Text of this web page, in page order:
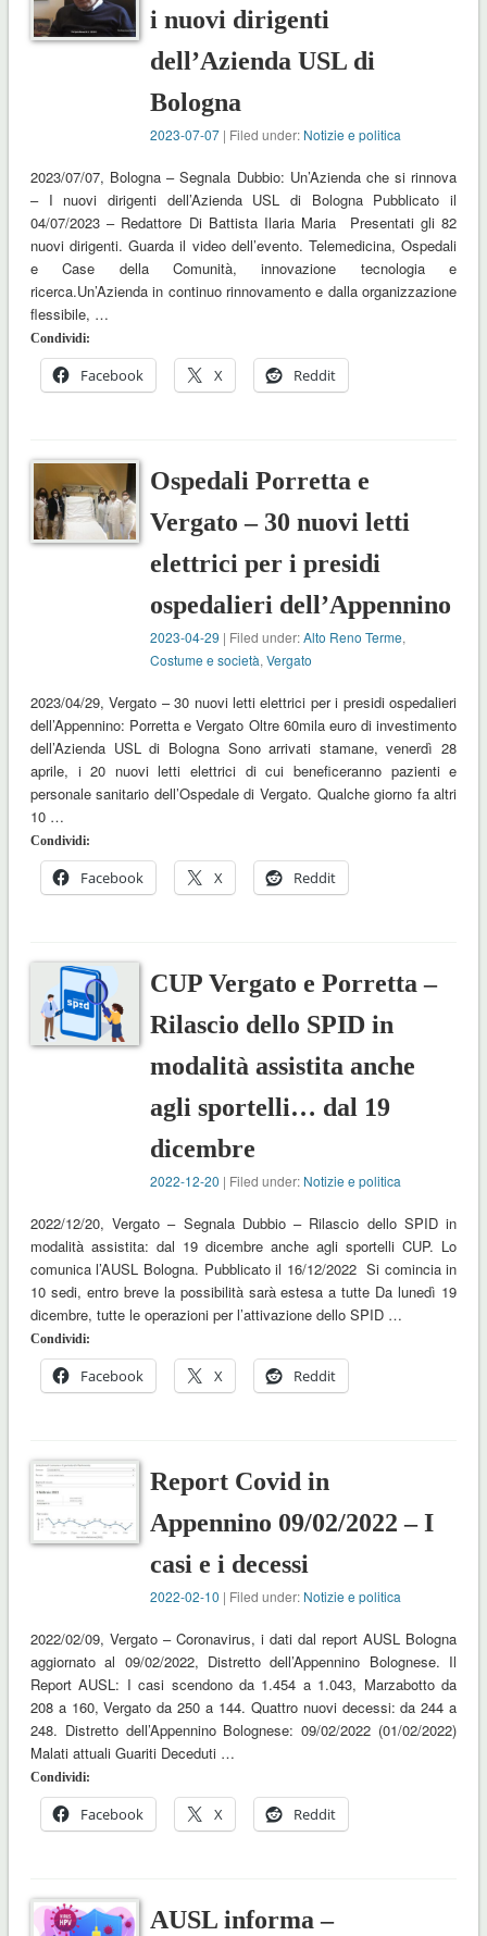
i nuovi dirigenti
dell’Azienda USL di
Bologna
2023-07-07 | Filed under: Notizie e politica
2023/07/07, Bologna – Segnala Dubbio: Un’Azienda che si rinnova
– I nuovi dirigenti dell’Azienda USL di Bologna Pubblicato il
04/07/2023 – Redattore Di Battista Ilaria Maria Presentati gli 82
nuovi dirigenti. Guarda il video dell’evento. Telemedicina, Ospedali
e Case della Comunità, innovazione tecnologia e
ricerca.Un’Azienda in continuo rinnovamento e dalla organizzazione
flessibile, …
Condividi:
Facebook X Reddit
Ospedali Porretta e
Vergato – 30 nuovi letti
elettrici per i presidi
ospedalieri dell’Appennino
2023-04-29 | Filed under:Alto Reno Terme,
Costume e società,Vergato
2023/04/29, Vergato – 30 nuovi letti elettrici per i presidi ospedalieri
dell’Appennino: Porretta e Vergato Oltre 60mila euro di investimento
dell’Azienda USL di Bologna Sono arrivati stamane, venerdì 28
aprile, i 20 nuovi letti elettrici di cui beneficeranno pazienti e
personale sanitario dell’Ospedale di Vergato. Qualche giorno fa altri
10 …
Condividi:
Facebook X Reddit
CUP Vergato e Porretta –
Rilascio dello SPID in
modalità assistita anche
agli sportelli… dal 19
dicembre
2022-12-20 | Filed under: Notizie e politica
2022/12/20, Vergato – Segnala Dubbio – Rilascio dello SPID in
modalità assistita: dal 19 dicembre anche agli sportelli CUP. Lo
comunica l’AUSL Bologna. Pubblicato il 16/12/2022 Si comincia in
10 sedi, entro breve la possibilità sarà estesa a tutte Da lunedì 19
dicembre, tutte le operazioni per l’attivazione dello SPID …
Condividi:
Facebook X Reddit
Report Covid in
Appennino 09/02/2022 – I
casi e i decessi
2022-02-10 | Filed under: Notizie e politica
2022/02/09, Vergato – Coronavirus, i dati dal report AUSL Bologna
aggiornato al 09/02/2022, Distretto dell’Appennino Bolognese. Il
Report AUSL: I casi scendono da 1.454 a 1.043, Marzabotto da
208 a 160, Vergato da 250 a 144. Quattro nuovi decessi: da 244 a
248. Distretto dell’Appennino Bolognese: 09/02/2022 (01/02/2022)
Malati attuali Guariti Deceduti …
Condividi:
Facebook X Reddit
AUSL informa –